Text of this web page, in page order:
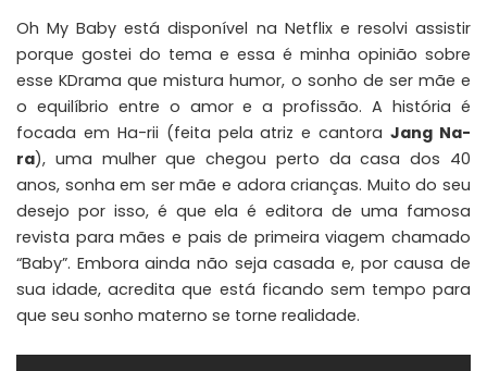
Oh My Baby está disponível na Netflix e resolvi assistir
porque gostei do tema e essa é minha opinião sobre
esseKDrama que mistura humor, o sonho de ser mãe e
o equilíbrio entre o amor e a profissão. A história é
focada em Ha-rii (feita pela atriz e cantoraJang Na-
ra), uma mulher que chegou perto da casa dos 40
anos, sonha em ser mãe e adora crianças. Muito do seu
desejo por isso, é que ela é editora de uma famosa
revista para mães e pais de primeira viagem chamado
“Baby”. Embora ainda não seja casada e, por causa de
sua idade, acredita que está ficando sem tempo para
que seu sonho materno se torne realidade.